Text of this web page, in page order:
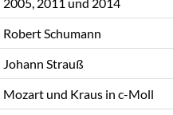
Robert Schumann
Johann Strauß
Mozart und Kraus in c-Moll